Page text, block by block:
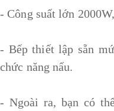
- Công suất lớn
- Bếp thiết lập sẵn
chức năng nấu.
- Ngoài ra, bạn có